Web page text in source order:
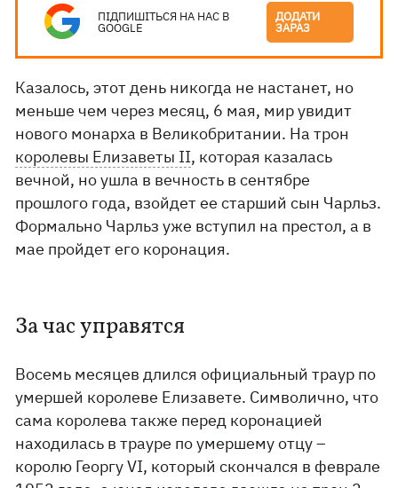
ПІДПИШІТЬСЯ НА НАС В
GOOGLE
ДОДАТИ
ЗАРАЗ
Казалось, этот день никогда не настанет, но
меньше чем через месяц, 6 мая, мир увидит
нового монарха в Великобритании. На трон
королевы Елизаветы II, которая казалась
вечной, но ушла в вечность в сентябре
прошлого года, взойдет ее старший сын Чарльз.
Формально Чарльз уже вступил на престол, а в
мае пройдет его коронация.
За час управятся
Восемь месяцев длился официальный траур по
умершей королеве Елизавете. Символично, что
сама королева также перед коронацией
находилась в трауре по умершему отцу –
королю Георгу VI, который скончался в феврале